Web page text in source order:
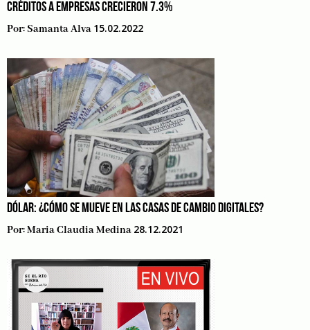
CRÉDITOS A EMPRESAS CRECIERON 7.3%
Por:Samanta Alva 15.02.2022
DÓLAR: ¿CÓMO SE MUEVE EN LAS CASAS DE CAMBIO DIGITALES?
Por:Maria Claudia Medina 28.12.2021